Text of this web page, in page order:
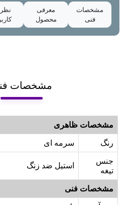
مشخصات
فنی
معرفی
محصول
نظرات
کاربران
مشخصات فنی
مشخصات ظاهری
رنگ سرمه ای
جنس
تیغه
استیل ضد زنگ
مشخصات فنی